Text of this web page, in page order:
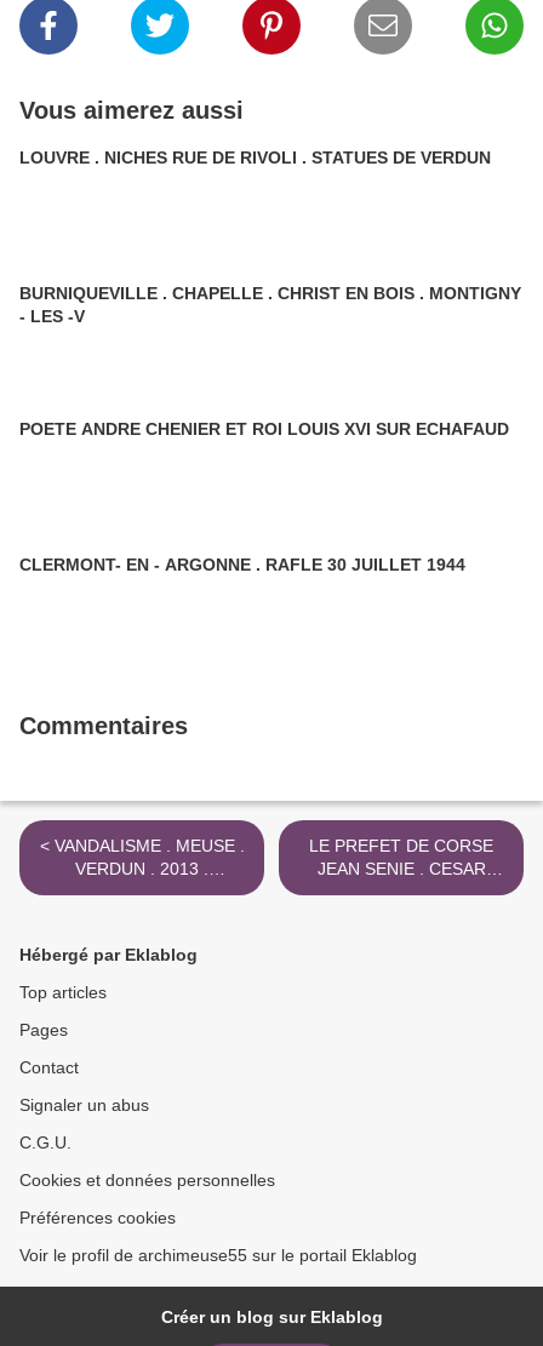
Vous aimerez aussi
LOUVRE . NICHES RUE DE RIVOLI . STATUES DE VERDUN
BURNIQUEVILLE . CHAPELLE . CHRIST EN BOIS . MONTIGNY
- LES -V
POETE ANDRE CHENIER ET ROI LOUIS XVI SUR ECHAFAUD
CLERMONT- EN - ARGONNE . RAFLE 30 JUILLET 1944
Commentaires
< VANDALISME . MEUSE .
VERDUN . 2013 .
PIGEONNIER MILITAIRE
LE PREFET DE CORSE
JEAN SENIE . CESAR
BIROTTEAU EN MEUSE >
Hébergé par Eklablog
Top articles
Pages
Contact
Signaler un abus
C.G.U.
Cookies et données personnelles
Préférences cookies
Voir le profil de archimeuse55 sur le portail Eklablog
Créer un blog sur Eklablog